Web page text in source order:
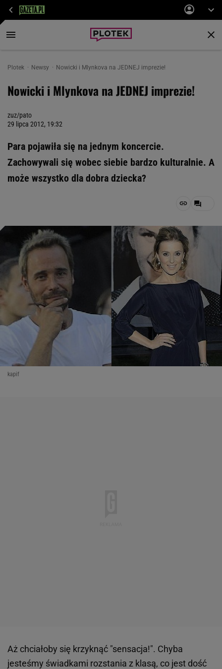
Plotek Newsy Nowicki i Mlynkova na JEDNEJ imprezie!
Nowicki i Mlynkova na JEDNEJ imprezie!
zuz/pato
29 lipca 2012, 19:32
Para pojawiła się na jednym koncercie.
Zachowywali się wobec siebie bardzo kulturalnie. A
może wszystko dla dobra dziecka?
kapif
Aż chciałoby się krzyknąć "sensacja!". Chyba
jesteśmy świadkami rozstania z klasą, co jest dość